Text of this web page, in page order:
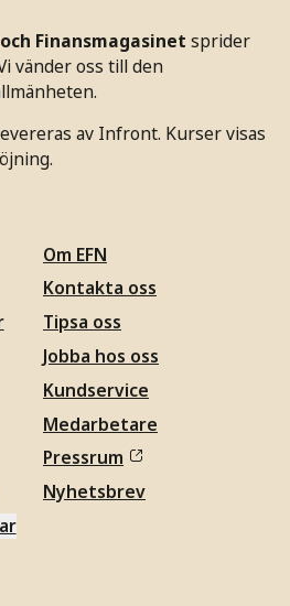
Finansmagasinet sprider
vänder oss till den
av Infront. Kurser visas
Om EFN
Kontakta oss
Tipsa oss
Jobba hos oss
Kundservice
Medarbetare
Pressrum
Nyhetsbrev